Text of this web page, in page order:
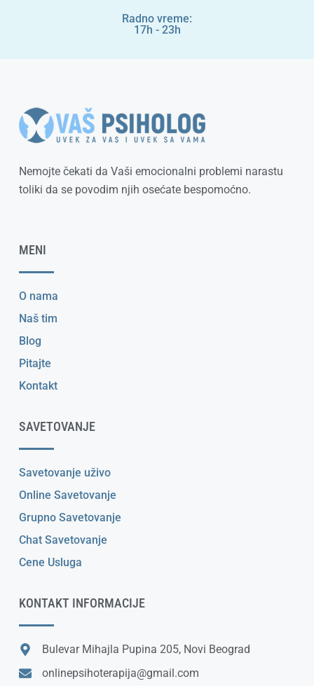
Radno vreme:
17h - 23h
Nemojte čekati da Vaši emocionalni problemi narastu
toliki da se povodim njih osećate bespomoćno.
MENI
O nama
Naš tim
Blog
Pitajte
Kontakt
SAVETOVANJE
Savetovanje uživo
Online Savetovanje
Grupno Savetovanje
Chat Savetovanje
Cene Usluga
KONTAKT INFORMACIJE
Bulevar Mihajla Pupina 205, Novi Beograd
onlinepsihoterapija@gmail.com